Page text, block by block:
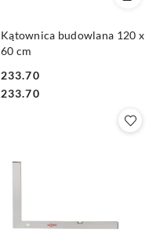
Kątownica budowlana 120 x
60 cm
Cena:
233.70
Cena:
233.70